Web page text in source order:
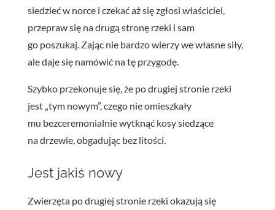
siedzieć w norce i czekać aż się zgłosi właściciel,
przepraw się na drugą stronę rzeki i sam
go poszukaj. Zając nie bardzo wierzy we własne siły,
ale daje się namówić na tę przygodę.
Szybko przekonuje się, że po drugiej stronie rzeki
jest „tym nowym”, czego nie omieszkały
mu bezceremonialnie wytknąć kosy siedzące
na drzewie, obgadując bez litości.
Jest jakiś nowy
Zwierzęta po drugiej stronie rzeki okazują się